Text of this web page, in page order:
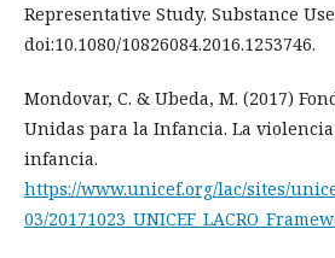
Representative Study. Substance
doi:10.1080/10826084.2016.1253746.
Mondovar, C. & Ubeda, M. (2017)
Unidas para la Infancia. La
infancia.
https://www.unicef.org/lac/sites/
03/